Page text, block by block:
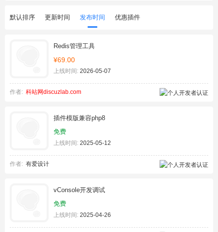
默认排序 更新时间 发布时间 优惠插件
Redis管理工具
¥69.00
上线时间: 2026-05-07
作者: 科站网discuzlab.com
插件模版兼容php8
免费
上线时间: 2025-05-12
作者: 有爱设计
vConsole开发调试
免费
上线时间: 2025-04-26